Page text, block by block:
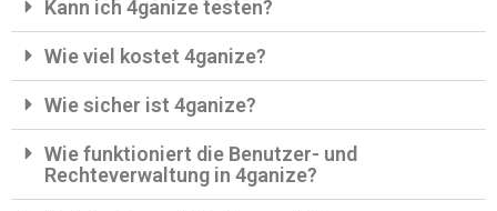
Kann ich 4ganize testen?
Wie viel kostet 4ganize?
Wie sicher ist 4ganize?
Wie funktioniert die Benutzer- und
Rechteverwaltung in 4ganize?